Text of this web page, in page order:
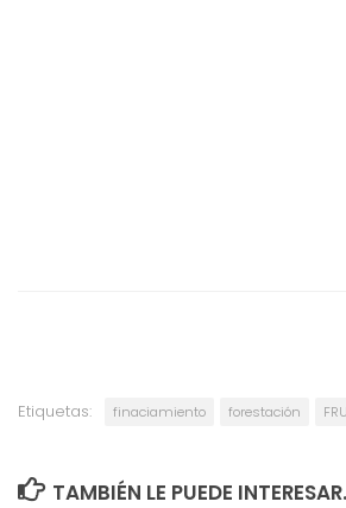
Etiquetas: finaciamiento forestación
TAMBIÉN LE PUEDE